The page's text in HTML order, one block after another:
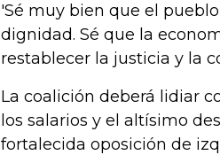
'Sé muy bien que el
dignidad. Sé que la
restablecer la justicia y la
La coalición deberá lidiar
los salarios y el altísimo
fortalecida oposición de